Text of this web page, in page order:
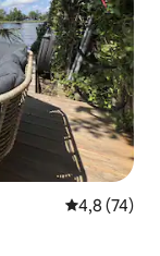
4,8 av 5 i
4,8 (74)